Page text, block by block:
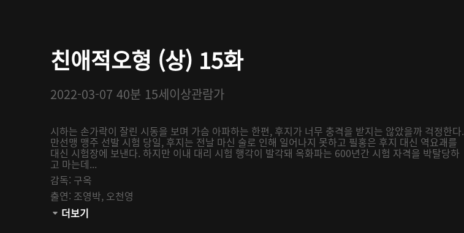
친애적오형 (상) 15화
2022-03-07 40분 15세이상관람가
시하는 손가락이 잘린 시동을 보며 가슴 아파하는 한편, 후지가 너무 충격을 받지는 않았을까 걱정한다.
만선맹 맹주 선발 시험 당일, 후지는 전날 마신 술로 인해 일어나지 못하고 필홍은 후지 대신 역요괘를
대신 시험장에 보낸다. 하지만 이내 대리 시험 행각이 발각돼 옥화파는 600년간 시험 자격을 박탈당하
고 마는데...
감독: 구옥
출연: 조영박, 오천영
관람등급:
더보기